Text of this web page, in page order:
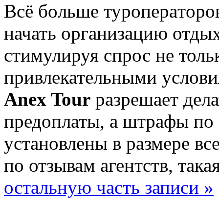
Всё бoльшe
начать организацию
стимулируя спрос не
привлекательными
Anex Tour разрешает
предоплаты, а штрафы
установлены в размере
по отзывам агентств,
остальную часть записи »